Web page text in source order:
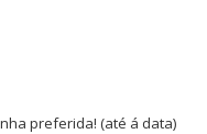
preferida! (até á data)